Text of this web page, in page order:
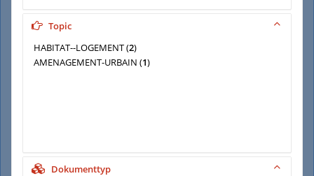
Topic
HABITAT--LOGEMENT(2)
AMENAGEMENT-URBAIN (1)
Dokumenttyp